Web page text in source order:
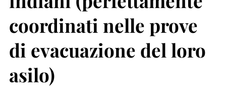
coordinati nelle prove
di evacuazione del loro
asilo)